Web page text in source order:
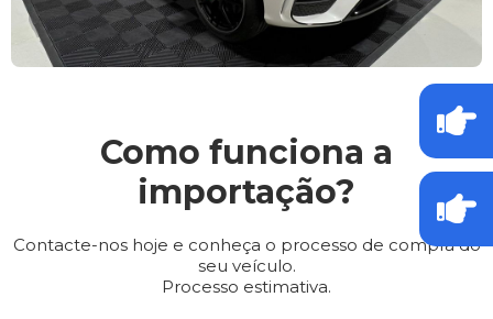
Como funciona a
importação?
Contacte-nos hoje e conheça o processo de compra do
seu veículo.
Processo estimativa.